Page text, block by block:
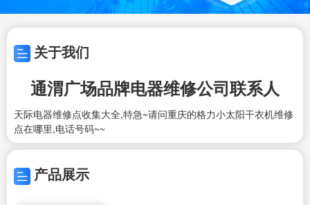
关于我们
通渭广场品牌电器维修公司联系人
天际电器维修点收集大全,特急~请问重庆的格力小太阳干衣机维修
点在哪里,电话号码~~
产品展示